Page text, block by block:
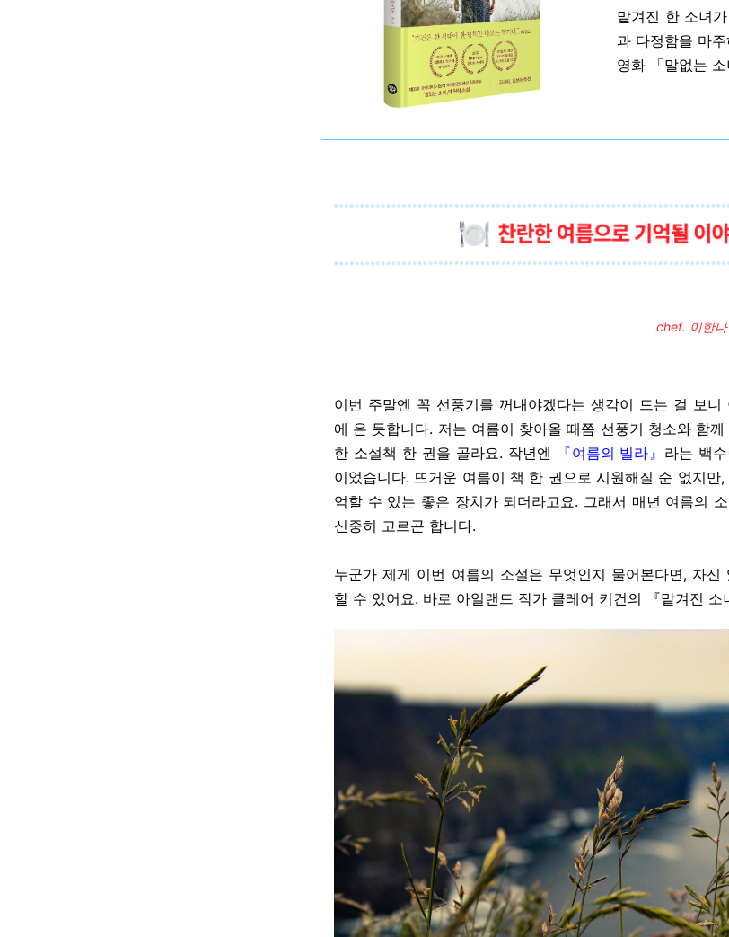
맡겨진 한 소녀
과 다정함을 마
영화 「말없는
chef. 이한
이번 주말엔 꼭 선풍기를 꺼내야겠다는 생각이 드는 걸 보
에 온 듯합니다. 저는 여름이 찾아올 때쯤 선풍기 청소와 함
한 소설책 한 권을 골라요. 작년엔 『여름의 빌라』 라는 백
이었습니다. 뜨거운 여름이 책 한 권으로 시원해질 순 없지만,
억할 수 있는 좋은 장치가 되더라고요. 그래서 매년 여름의
신중히 고르곤 합니다.
누군가 제게 이번 여름의 소설은 무엇인지 물어본다면, 자신
할 수 있어요. 바로 아일랜드 작가 클레어 키건의 『맡겨진 소